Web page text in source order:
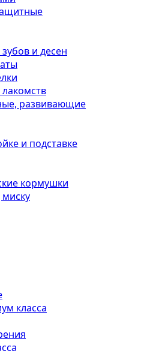
и десен
развивающие
и подставке
кормушки
класса